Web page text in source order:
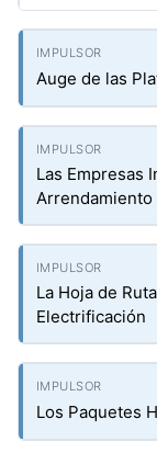
Auge de las
Las Empresas
Arrendamiento
La Hoja de
Electrificación
Los Paquetes